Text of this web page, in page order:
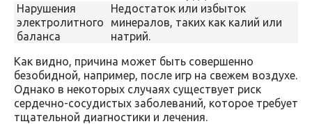
Нарушения
электролитного
баланса
Недостаток или избыток
минералов, таких как калий или
натрий.
Как видно, причина может быть совершенно
безобидной, например, после игр на свежем воздухе.
Однако в некоторых случаях существует риск
сердечно-сосудистых заболеваний, которое требует
тщательной диагностики и лечения.